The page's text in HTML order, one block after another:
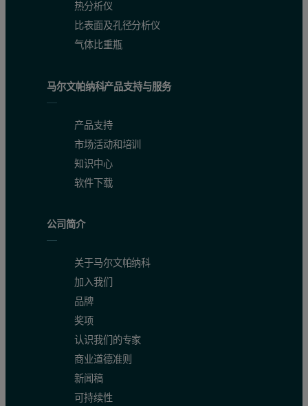
热分析仪
比表面及孔径分析仪
气体比重瓶
马尔文帕纳科产品支持与服务
产品支持
市场活动和培训
知识中心
软件下载
公司简介
关于马尔文帕纳科
加入我们
品牌
奖项
认识我们的专家
商业道德准则
新闻稿
可持续性